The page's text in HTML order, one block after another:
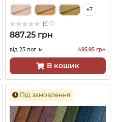
+7
0
887.25 грн
від 25 пог. м. 495.95 грн
В кошик
Під замовлення